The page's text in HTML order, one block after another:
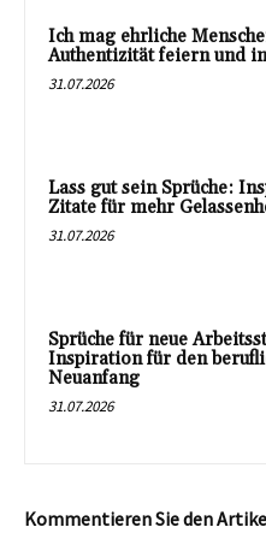
Ich mag ehrliche
Authentizität feiern und
31.07.2026
Lass gut sein Sprüche:
Zitate für mehr
31.07.2026
Sprüche für neue
Inspiration für den
Neuanfang
31.07.2026
Kommentieren Sie den